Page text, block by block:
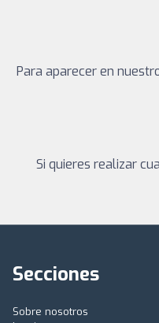
Para aparecer en
Si quieres realizar
Secciones
Sobre nosotros